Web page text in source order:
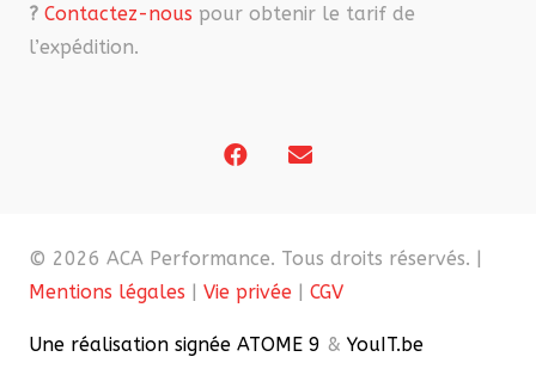
? Contactez-nous pour obtenir le tarif de
l’expédition.
© 2026 ACA Performance. Tous droits réservés. |
Mentions légales | Vie privée | CGV
Une réalisation signée ATOME 9 & YouIT.be